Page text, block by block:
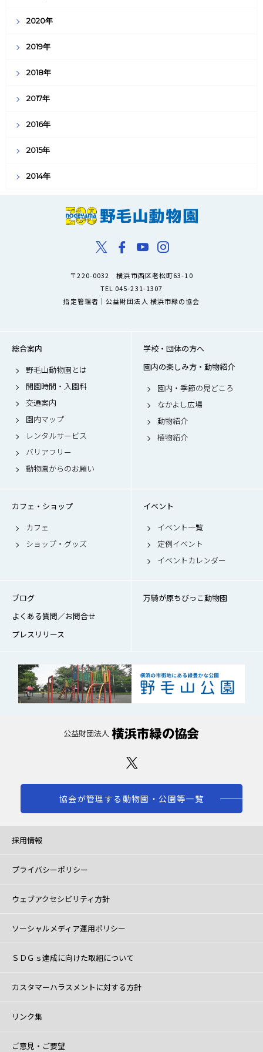
2020年
2019年
2018年
2017年
2016年
2015年
2014年
〒220-0032 横浜市西区老松町63-10
TEL 045-231-1307
指定管理者｜公益財団法人 横浜市緑の協会
総合案内
野毛山動物園とは
開園時間・入園料
交通案内
園内マップ
レンタルサービス
バリアフリー
動物園からのお願い
学校・団体の方へ
園内の楽しみ方・動物紹介
園内・季節の見どころ
なかよし広場
動物紹介
植物紹介
カフェ・ショップ
カフェ
ショップ・グッズ
イベント
イベント一覧
定例イベント
イベントカレンダー
ブログ
よくある質問／お問合せ
プレスリリース
万騎が原ちびっこ動物園
協会が管理する動物園・公園等一覧
採用情報
プライバシーポリシー
ウェブアクセシビリティ方針
ソーシャルメディア運用ポリシー
ＳＤＧｓ達成に向けた取組について
カスタマーハラスメントに対する方針
リンク集
ご意見・ご要望